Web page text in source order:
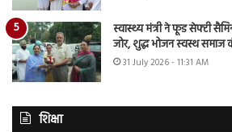
स्वास्थ्य मंत्री ने फूड सेफ्टी
जोर, शुद्ध भोजन स्वस्थ समाज
31 July 2026 - 11:31 AM
शिक्षा